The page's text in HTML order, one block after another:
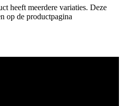
heeft meerdere variaties. Deze
op de productpagina